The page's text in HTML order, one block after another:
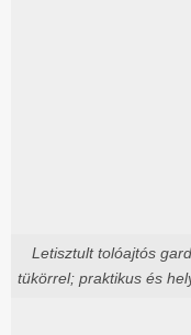
Letisztult tolóajtós
tükörrel; praktikus és